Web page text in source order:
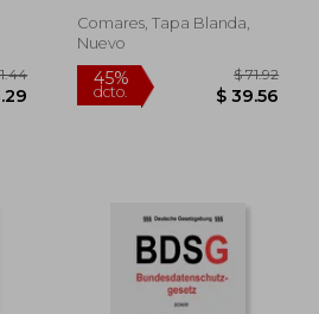
Comares, Tapa Blanda,
Nuevo